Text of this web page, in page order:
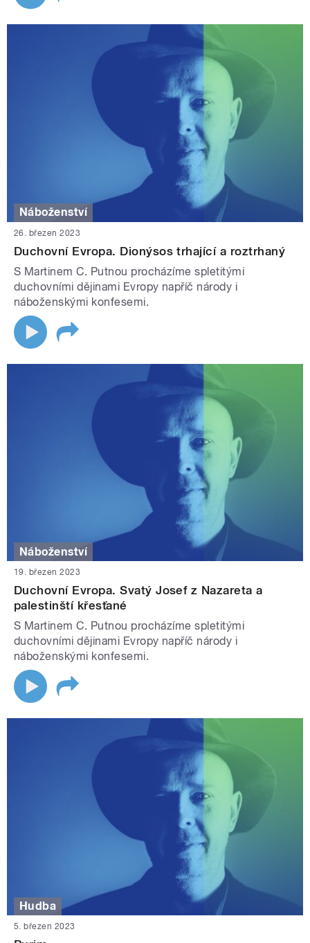
Náboženství
26. březen 2023
Duchovní Evropa. Dionýsos trhající a roztrhaný
S Martinem C. Putnou procházíme spletitými
duchovními dějinami Evropy napříč národy i
náboženskými konfesemi.
Náboženství
19. březen 2023
Duchovní Evropa. Svatý Josef z Nazareta a
palestinští křesťané
S Martinem C. Putnou procházíme spletitými
duchovními dějinami Evropy napříč národy i
náboženskými konfesemi.
Hudba
5. březen 2023